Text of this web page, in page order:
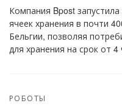
Компания Bpost
ячеек хранения в почти
Бельгии, позволяя
для хранения на срок от
РОБОТЫ